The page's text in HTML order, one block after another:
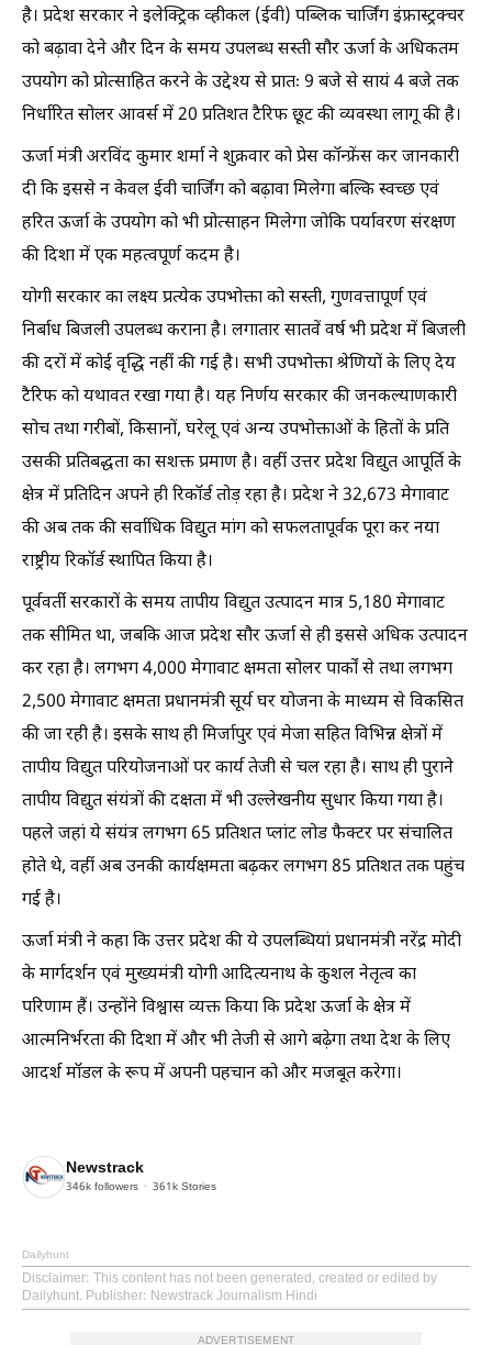
है। प्रदेश सरकार ने इलेक्ट्रिक व्हीकल (ईवी) पब्लिक चार्जिंग इंफ्रास्ट्रक्चर
को बढ़ावा देने और दिन के समय उपलब्ध सस्ती सौर ऊर्जा के अधिकतम
उपयोग को प्रोत्साहित करने के उद्देश्य से प्रातः 9 बजे से सायं 4 बजे तक
निर्धारित सोलर आवर्स में 20 प्रतिशत टैरिफ छूट की व्यवस्था लागू की है।
ऊर्जा मंत्री अरविंद कुमार शर्मा ने शुक्रवार को प्रेस कॉन्फ्रेंस कर जानकारी
दी कि इससे न केवल ईवी चार्जिंग को बढ़ावा मिलेगा बल्कि स्वच्छ एवं
हरित ऊर्जा के उपयोग को भी प्रोत्साहन मिलेगा जोकि पर्यावरण संरक्षण
की दिशा में एक महत्वपूर्ण कदम है।
योगी सरकार का लक्ष्य प्रत्येक उपभोक्ता को सस्ती, गुणवत्तापूर्ण एवं
निर्बाध बिजली उपलब्ध कराना है। लगातार सातवें वर्ष भी प्रदेश में बिजली
की दरों में कोई वृद्धि नहीं की गई है। सभी उपभोक्ता श्रेणियों के लिए देय
टैरिफ को यथावत रखा गया है। यह निर्णय सरकार की जनकल्याणकारी
सोच तथा गरीबों, किसानों, घरेलू एवं अन्य उपभोक्ताओं के हितों के प्रति
उसकी प्रतिबद्धता का सशक्त प्रमाण है। वहीं उत्तर प्रदेश विद्युत आपूर्ति के
क्षेत्र में प्रतिदिन अपने ही रिकॉर्ड तोड़ रहा है। प्रदेश ने 32,673 मेगावाट
की अब तक की सर्वाधिक विद्युत मांग को सफलतापूर्वक पूरा कर नया
राष्ट्रीय रिकॉर्ड स्थापित किया है।
पूर्ववर्ती सरकारों के समय तापीय विद्युत उत्पादन मात्र 5,180 मेगावाट
तक सीमित था, जबकि आज प्रदेश सौर ऊर्जा से ही इससे अधिक उत्पादन
कर रहा है। लगभग 4,000 मेगावाट क्षमता सोलर पार्कों से तथा लगभग
2,500 मेगावाट क्षमता प्रधानमंत्री सूर्य घर योजना के माध्यम से विकसित
की जा रही है। इसके साथ ही मिर्जापुर एवं मेजा सहित विभिन्न क्षेत्रों में
तापीय विद्युत परियोजनाओं पर कार्य तेजी से चल रहा है। साथ ही पुराने
तापीय विद्युत संयंत्रों की दक्षता में भी उल्लेखनीय सुधार किया गया है।
पहले जहां ये संयंत्र लगभग 65 प्रतिशत प्लांट लोड फैक्टर पर संचालित
होते थे, वहीं अब उनकी कार्यक्षमता बढ़कर लगभग 85 प्रतिशत तक पहुंच
गई है।
ऊर्जा मंत्री ने कहा कि उत्तर प्रदेश की ये उपलब्धियां प्रधानमंत्री नरेंद्र मोदी
के मार्गदर्शन एवं मुख्यमंत्री योगी आदित्यनाथ के कुशल नेतृत्व का
परिणाम हैं। उन्होंने विश्वास व्यक्त किया कि प्रदेश ऊर्जा के क्षेत्र में
आत्मनिर्भरता की दिशा में और भी तेजी से आगे बढ़ेगा तथा देश के लिए
आदर्श मॉडल के रूप में अपनी पहचान को और मजबूत करेगा।
Newstrack
346k followers 361k Stories
Dailyhunt
Disclaimer: This content has not been generated, created or edited by
Dailyhunt. Publisher: Newstrack Journalism Hindi
ADVERTISEMENT